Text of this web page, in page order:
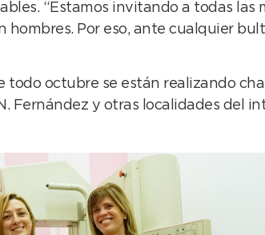
“Estamos invitando a todas
hombres. Por eso, ante cualquier
todo octubre se están realizando
Fernández y otras localidades del